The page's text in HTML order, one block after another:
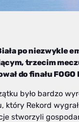
po niezwykle
trzecim
do finału
było bardzo
który Rekord
stworzyli